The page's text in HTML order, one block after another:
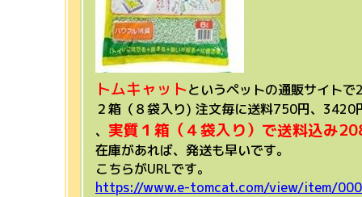
トムキャットというペットの通販サイトで
２箱（８袋入り) 注文毎に送料750円、3420
、 実質１箱（４袋入り）で送料込み2
在庫があれば、発送も早いです。
こちらがURLです。
https://www.e-tomcat.com/view/item/